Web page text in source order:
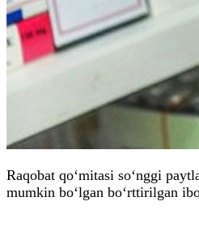
Raqobat qo‘mitasi so‘nggi
mumkin bo‘lgan bo‘rttirilgan